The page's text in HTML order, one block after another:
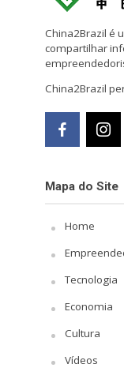
China2Brazil é
compartilhar
China2Brazil
Mapa do Site
Home
Tecnologia
Economia
Cultura
Vídeos